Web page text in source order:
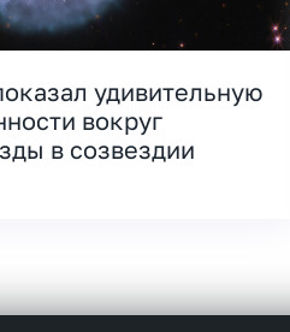
удивительную
вокруг
в созвездии